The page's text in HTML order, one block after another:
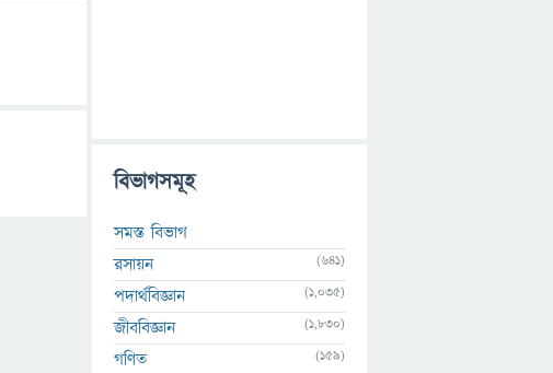
বিভাগসমূহ
সমস্ত বিভাগ
রসায়ন
(641)
পদার্থবিজ্ঞান (1,035)
জীববিজ্ঞান (1,830)
গণিত (159)